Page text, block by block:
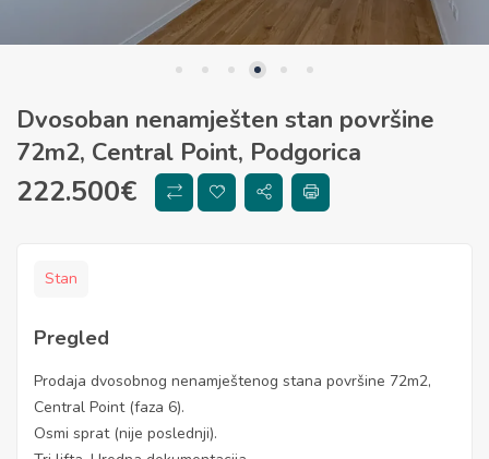
Dvosoban nenamješten stan površine
72m2, Central Point, Podgorica
222.500€
Stan
Pregled
Prodaja dvosobnog nenamještenog stana površine 72m2,
Central Point (faza 6).
Osmi sprat (nije poslednji).